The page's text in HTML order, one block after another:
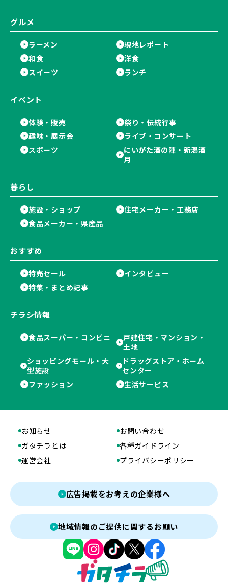
グルメ
ラーメン
現地レポート
和食
洋食
スイーツ
ランチ
イベント
体験・販売
祭り・伝統行事
趣味・展示会
ライブ・コンサート
スポーツ
にいがた酒の陣・新潟酒
月
暮らし
施設・ショップ
住宅メーカー・工務店
食品メーカー・県産品
おすすめ
特売セール
インタビュー
特集・まとめ記事
チラシ情報
食品スーパー・コンビニ
戸建住宅・マンション・
土地
ショッピングモール・大
型施設
ドラッグストア・ホーム
センター
ファッション
生活サービス
お知らせ
お問い合わせ
ガタチラとは
各種ガイドライン
運営会社
プライバシーポリシー
広告掲載をお考えの企業様へ
地域情報のご提供に関するお願い